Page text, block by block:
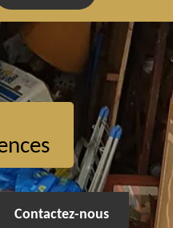
Contactez-nous